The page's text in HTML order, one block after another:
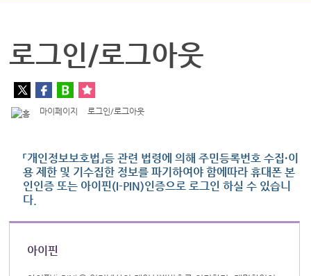
로그인/로그아웃
마이페이지 로그인/로그아웃
「개인정보보호법」등 관련 법령에 의해 주민등록번호 수집·이
용 제한 및 기수집한 정보를 파기하여야 함에따라 휴대폰 본
인인증 또는 아이핀(I-PIN)인증으로 로그인 하실 수 있습니
다.
아이핀